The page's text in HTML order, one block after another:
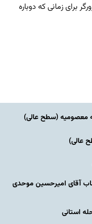
برای زمانی که دوباره
معصومیه‌ (سطح عالی)
عالی)
آقای امیرحسین موحدی
استانی